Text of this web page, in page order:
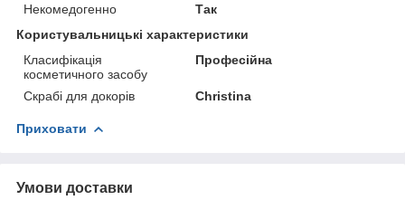
Некомедогенно
Так
Користувальницькі характеристики
Класифікація
косметичного засобу
Професійна
Скрабі для докорів Christina
Приховати
Умови доставки